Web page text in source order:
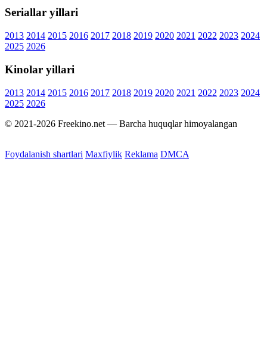
Seriallar yillari
2013 2014 2015 2016 2017 2018 2019 2020 2021 2022 2023 2024
2025 2026
Kinolar yillari
2013 2014 2015 2016 2017 2018 2019 2020 2021 2022 2023 2024
2025 2026
© 2021-2026 Freekino.net — Barcha huquqlar himoyalangan
Foydalanish shartlari Maxfiylik Reklama DMCA